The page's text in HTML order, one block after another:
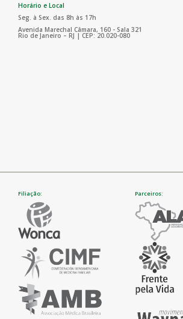
Horário e Local
Seg. à Sex. das 8h às 17h
Avenida Marechal Câmara, 160 - Sala 321
Rio de Janeiro – RJ | CEP: 20.020-080
Filiação: Parceiros: